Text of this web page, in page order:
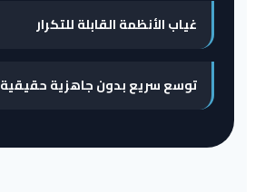
غياب الأنظمة القابلة للتكرار
توسع سريع بدون جاهزية حقيقية